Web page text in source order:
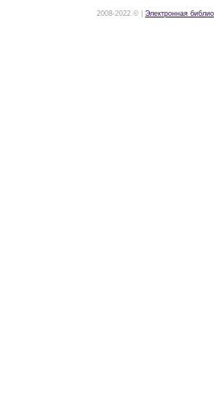
2008-2022 © | Электронная